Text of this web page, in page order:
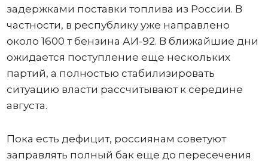
задержками поставки топлива из России. В
частности, в республику уже направлено
около 1600 т бензина АИ-92. В ближайшие дни
ожидается поступление еще нескольких
партий, а полностью стабилизировать
ситуацию власти рассчитывают к середине
августа.
Пока есть дефицит, россиянам советуют
заправлять полный бак еще до пересечения